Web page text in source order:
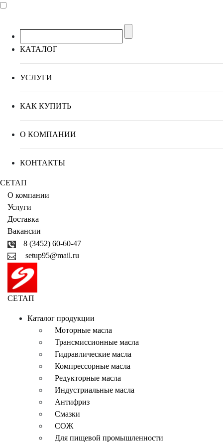
КАТАЛОГ
УСЛУГИ
КАК КУПИТЬ
О КОМПАНИИ
КОНТАКТЫ
СЕТАП
О компании
Услуги
Доставка
Вакансии
8 (3452) 60-60-47
setup95@mail.ru
СЕТАП
Каталог продукции
Моторные масла
Трансмиссионные масла
Гидравлические масла
Компрессорные масла
Редукторные масла
Индустриальные масла
Антифриз
Смазки
СОЖ
Для пищевой промышленности